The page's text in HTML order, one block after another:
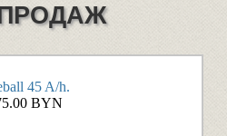
45 A/h.
BYN